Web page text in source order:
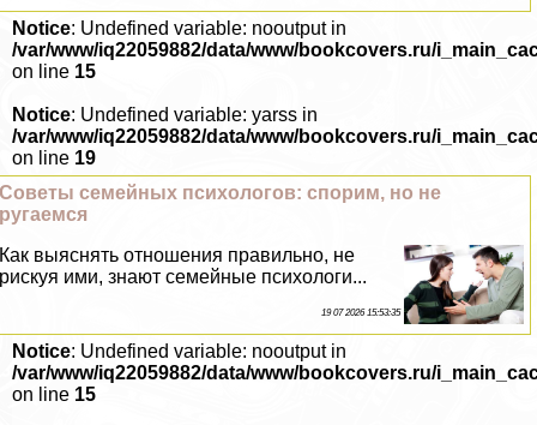
Notice: Undefined variable: nooutput in
/var/www/iq22059882/data/www/bookcovers.ru/
on line 15
Notice: Undefined variable: yarss in
/var/www/iq22059882/data/www/bookcovers.ru/
on line 19
Советы семейных психологов: спорим, но не
ругаемся
Как выяснять отношения правильно, не
рискуя ими, знают семейные психологи...
19 07 2026 15:53:35
Notice: Undefined variable: nooutput in
/var/www/iq22059882/data/www/bookcovers.ru/
on line 15